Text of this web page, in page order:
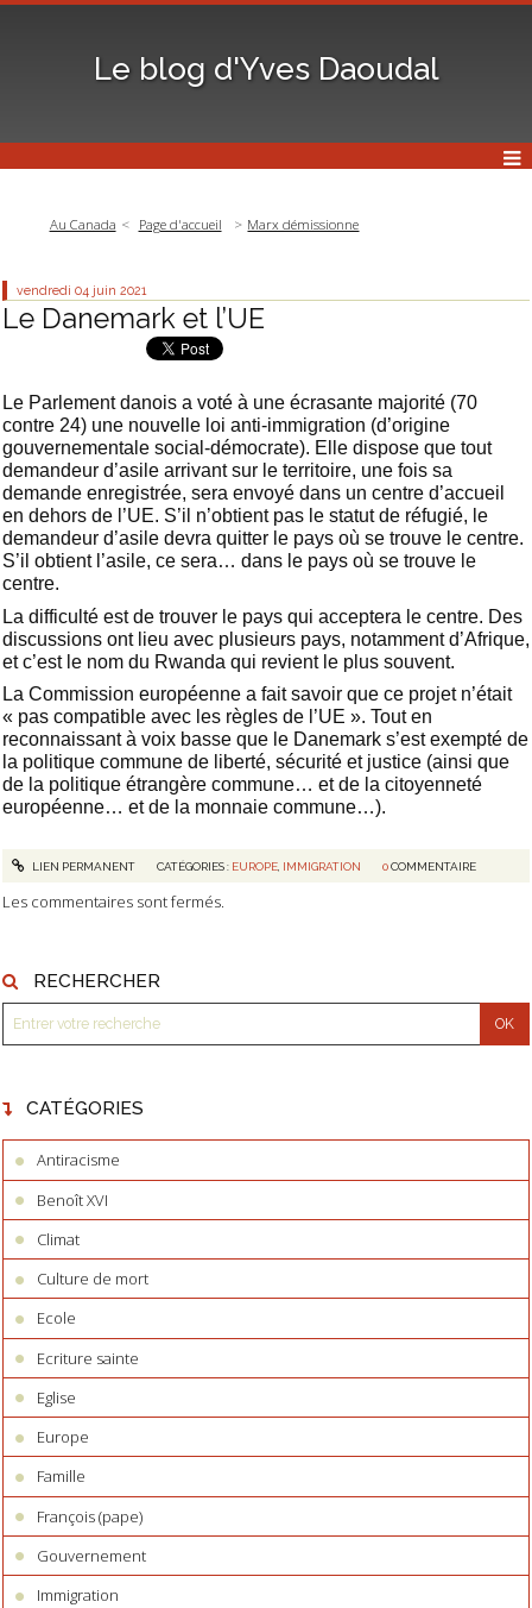
Le blog d'Yves Daoudal
RECHERCHER
CATÉGORIES
Antiracisme
Benoît XVI
Climat
Culture de mort
Ecole
Ecriture sainte
Eglise
Europe
Famille
François (pape)
Gouvernement
Immigration
Au Canada Page d'accueil Marx démissionne
vendredi 04 juin 2021
Le Danemark et l’UE
Le Parlement danois a voté à une écrasante majorité (70
contre 24) une nouvelle loi anti-immigration (d’origine
gouvernementale social-démocrate). Elle dispose que tout
demandeur d’asile arrivant sur le territoire, une fois sa
demande enregistrée, sera envoyé dans un centre d’accueil
en dehors de l’UE. S’il n’obtient pas le statut de réfugié, le
demandeur d’asile devra quitter le pays où se trouve le centre.
S’il obtient l’asile, ce sera… dans le pays où se trouve le
centre.
La difficulté est de trouver le pays qui acceptera le centre. Des
discussions ont lieu avec plusieurs pays, notamment d’Afrique,
et c’est le nom du Rwanda qui revient le plus souvent.
La Commission européenne a fait savoir que ce projet n’était
« pas compatible avec les règles de l’UE ». Tout en
reconnaissant à voix basse que le Danemark s’est exempté de
la politique commune de liberté, sécurité et justice (ainsi que
de la politique étrangère commune… et de la citoyenneté
européenne… et de la monnaie commune…).
LIEN PERMANENT CATÉGORIES : EUROPE, IMMIGRATION 0COMMENTAIRE
Les commentaires sont fermés.